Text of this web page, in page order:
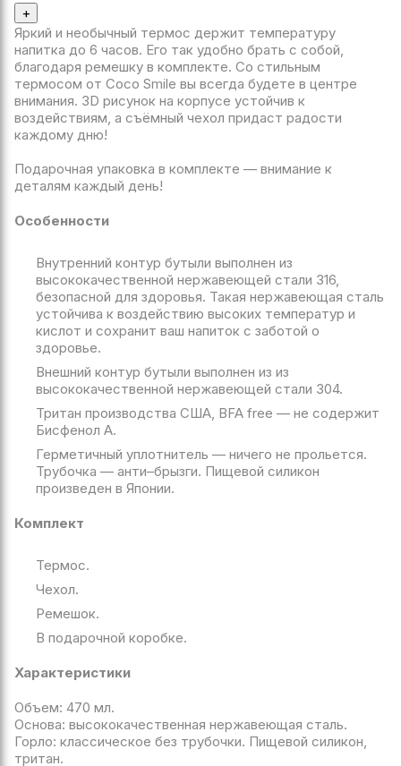
+
Яркий и необычный термос держит температуру
напитка до 6 часов. Его так удобно брать с собой,
благодаря ремешку в комплекте. Со стильным
термосом от Coco Smile вы всегда будете в центре
внимания. 3D рисунок на корпусе устойчив к
воздействиям, а съёмный чехол придаст радости
каждому дню!
Подарочная упаковка в комплекте — внимание к
деталям каждый день!
Особенности
Внутренний контур бутыли выполнен из
высококачественной нержавеющей стали 316,
безопасной для здоровья. Такая нержавеющая сталь
устойчива к воздействию высоких температур и
кислот и сохранит ваш напиток с заботой о
здоровье.
Внешний контур бутыли выполнен из из
высококачественной нержавеющей стали 304.
Тритан производства США, BFA free — не содержит
Бисфенол А.
Герметичный уплотнитель — ничего не прольется.
Трубочка — анти–брызги. Пищевой силикон
произведен в Японии.
Комплект
Термос.
Чехол.
Ремешок.
В подарочной коробке.
Характеристики
Объем: 470 мл.
Основа: высококачественная нержавеющая сталь.
Горло: классическое без трубочки. Пищевой силикон,
тритан.